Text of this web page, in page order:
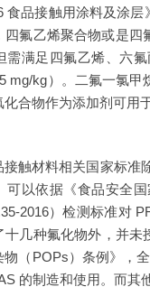
食品接触用涂料及涂
四氟乙烯聚合物或是
需满足四氟乙烯、六
mg/kg）。二氟一氯
合物作为添加剂可用
接触材料相关国家标准
可以依据《食品安全
2016）检测标准对
十几种氟化物外，并
物（POPs）条例》，
的制造和使用。而其